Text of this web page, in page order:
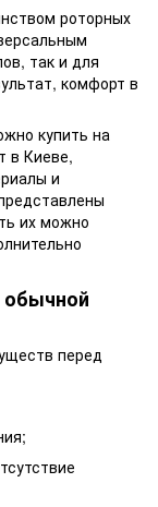
роторных
так и для
комфорт в
купить на
в Киеве,
и
их можно
перед